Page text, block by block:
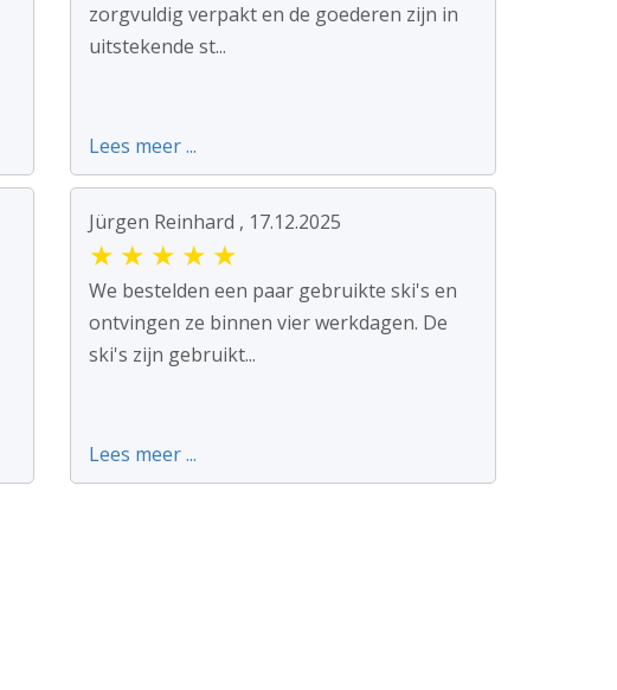
zorgvuldig verpakt en de goederen zijn in
uitstekende st...
Lees meer ...
Jürgen Reinhard , 17.12.2025
★ ★ ★ ★ ★
We bestelden een paar gebruikte ski's en
ontvingen ze binnen vier werkdagen. De
ski's zijn gebruikt...
Lees meer ...